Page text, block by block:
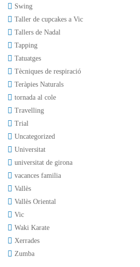
Swing
Taller de cupcakes a Vic
Tallers de Nadal
Tapping
Tatuatges
Tècniques de respiració
Teràpies Naturals
tornada al cole
Travelling
Trial
Uncategorized
Universitat
universitat de girona
vacances familia
Vallès
Vallès Oriental
Vic
Waki Karate
Xerrades
Zumba